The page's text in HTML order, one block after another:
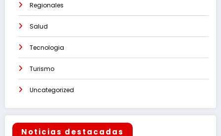
Regionales
Salud
Tecnologia
Turismo
Uncategorized
Noticias destacadas